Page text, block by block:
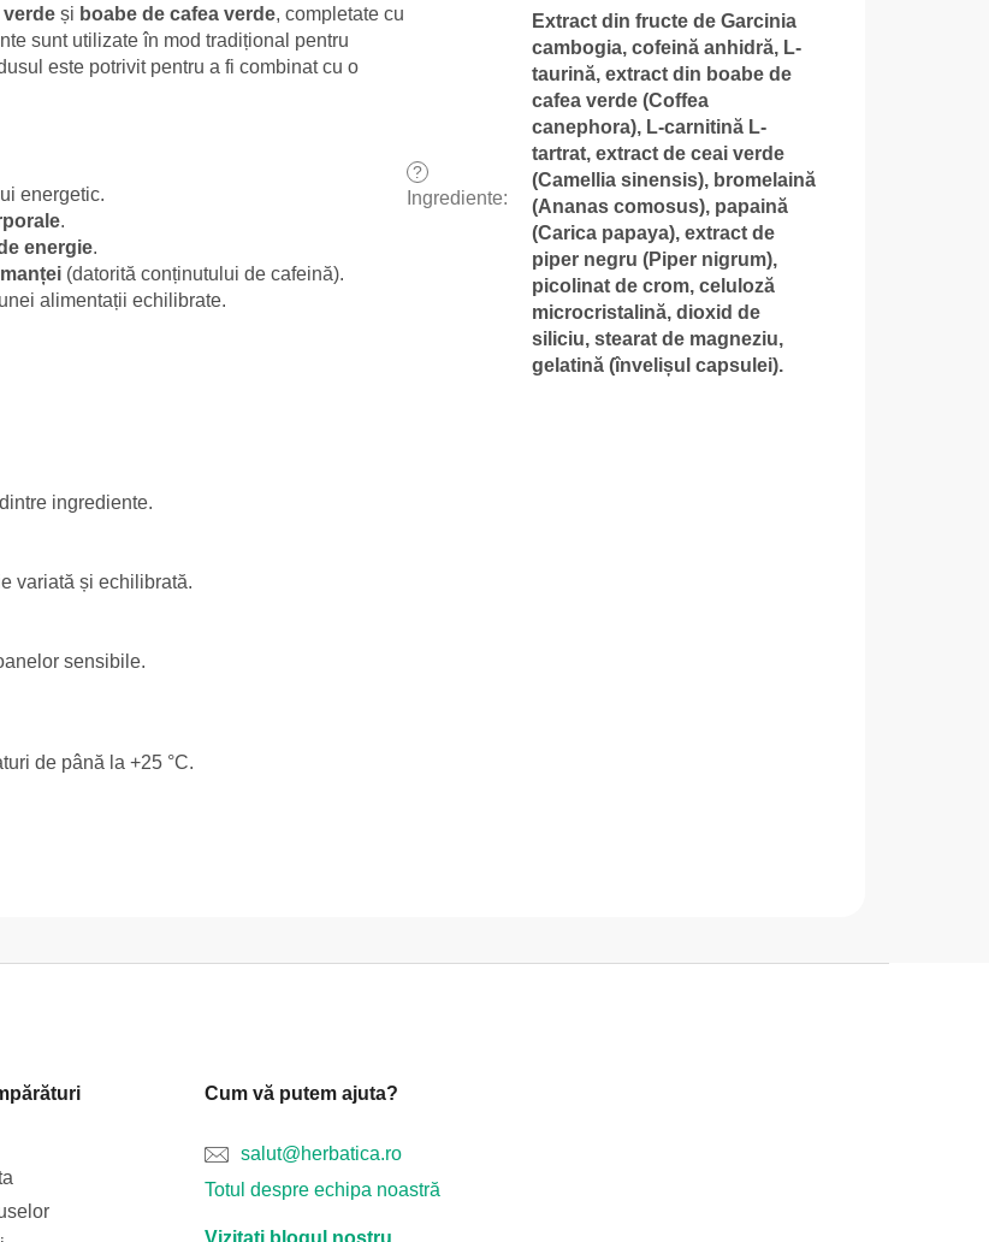
verde și boabe de cafea verde, completate cu
sunt utilizate în mod tradițional pentru
este potrivit pentru a fi combinat cu o
energetic.
.
energie.
(datorită conținutului de cafeină).
alimentații echilibrate.
ingrediente.
variată și echilibrată.
sensibile.
de până la +25 °C.
?
Ingrediente:
Extract din fructe de Garcinia
cambogia, cofeină anhidră, L-
taurină, extract din boabe de
cafea verde (Coffea
canephora), L-carnitină L-
tartrat, extract de ceai verde
(Camellia sinensis), bromelaină
(Ananas comosus), papaină
(Carica papaya), extract de
piper negru (Piper nigrum),
picolinat de crom, celuloză
microcristalină, dioxid de
siliciu, stearat de magneziu,
gelatină (învelișul capsulei).
Cum vă putem ajuta?
salut@herbatica.ro
Totul despre echipa noastră